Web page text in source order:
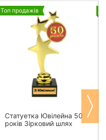
Топ продажів
Статуетка Ювілейна 50
років Зірковий шлях